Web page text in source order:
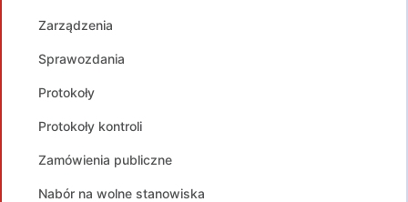
Zarządzenia
Sprawozdania
Protokoły
Protokoły kontroli
Zamówienia publiczne
Nabór na wolne stanowiska